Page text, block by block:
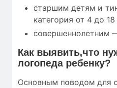
старшим детям и
категория от 4 до 18
совершеннолетним
Как выявить,что
логопеда ребенку?
Основным поводом для